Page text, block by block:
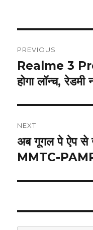
navigation
PREVIOUS
Previous
post:
Realme 3
होगा लॉन्च, रेडमी
NEXT
Next
post:
अब गूगल पे ऐप से
MMTC-PAMP